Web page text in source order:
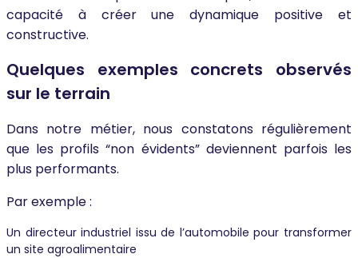
capacité à créer une dynamique positive et
constructive.
Quelques exemples concrets observés
sur le terrain
Dans notre métier, nous constatons régulièrement
que les profils “non évidents” deviennent parfois les
plus performants.
Par exemple :
Un directeur industriel issu de l’automobile pour transformer
un site agroalimentaire